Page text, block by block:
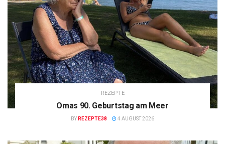
REZEPTE
Omas 90. Geburtstag am Meer
BY REZEPTE38 4 AUGUST 2026